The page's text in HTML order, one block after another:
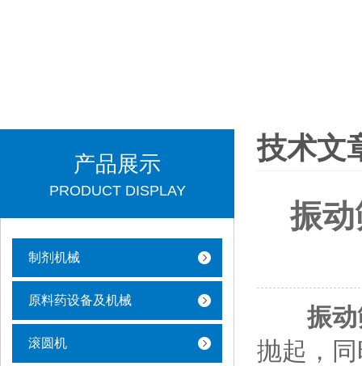
产品展示
PRODUCT DISPLAY
制剂机械
原料药设备及机械
滚圆机
技术文
振
振
抛起，